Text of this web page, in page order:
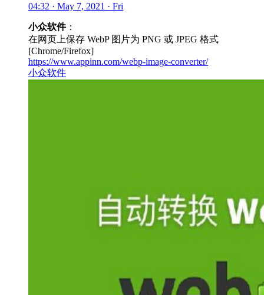
04:32 · May 7, 2021 · Fri
小众软件：
在网页上保存 WebP 图片为 PNG 或 JPEG 格式
[Chrome/Firefox]
https://www.appinn.com/webp-image-converter/
小众软件